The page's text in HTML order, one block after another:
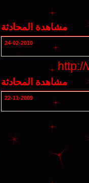
مشاهدة المحادثة
24-02-2010
مشاهدة المحادثة
22-11-2009